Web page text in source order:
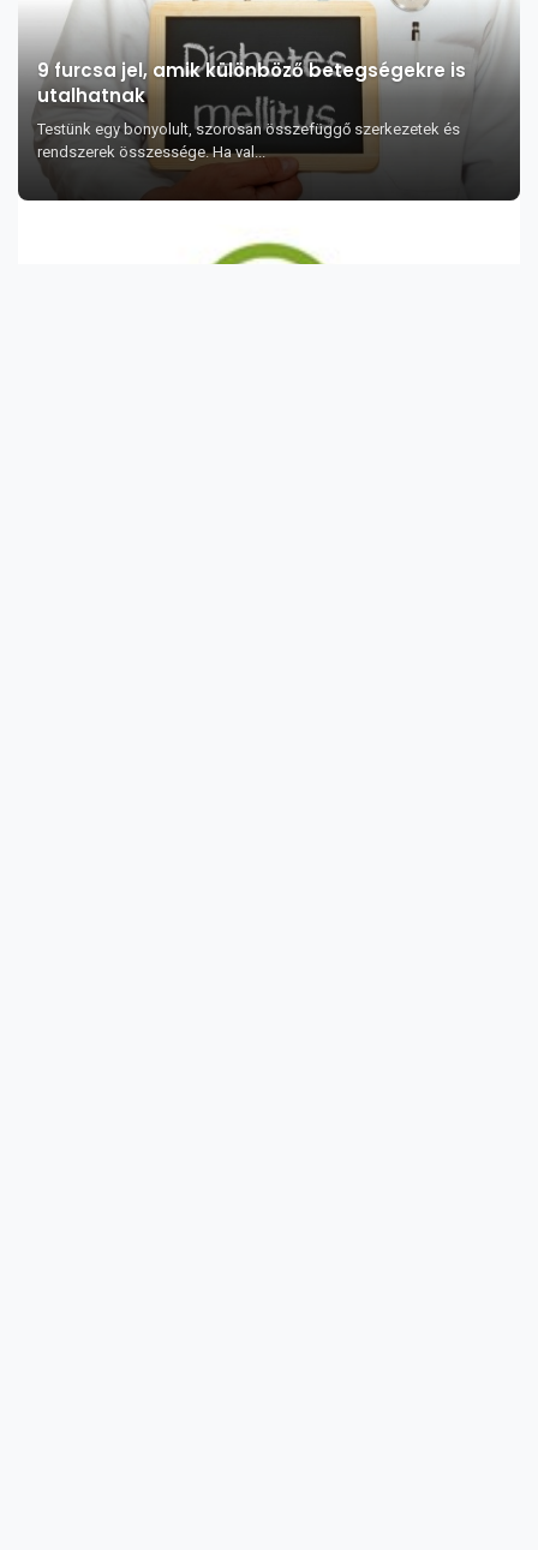
9 furcsa jel, amik különböző betegségekre is
utalhatnak
Testünk egy bonyolult, szorosan összefüggő szerkezetek és
rendszerek összessége. Ha val...